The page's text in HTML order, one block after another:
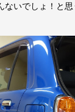
ないでしょ！と